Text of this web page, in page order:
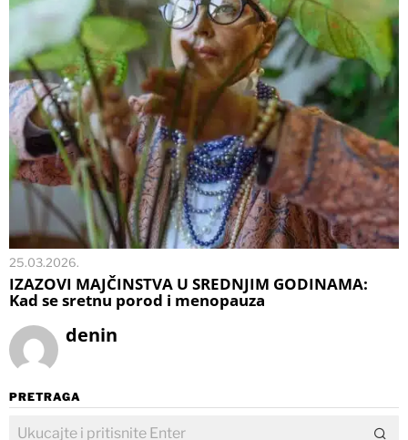
25.03.2026.
IZAZOVI MAJČINSTVA U SREDNJIM GODINAMA:
Kad se sretnu porod i menopauza
denin
PRETRAGA